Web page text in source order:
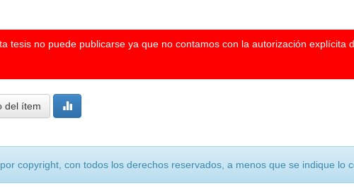
tesis no puede publicarse ya que no contamos con la autorización explícita
del ítem
copyright, con todos los derechos reservados, a menos que se indique lo